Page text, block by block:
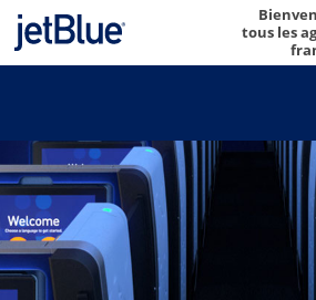
Skip
content
tous les